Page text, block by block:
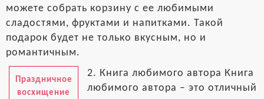
можете собрать корзину с ее любимыми
сладостями, фруктами и напитками. Такой
подарок будет не только вкусным, но и
романтичным.
Праздничное
восхищение
2. Книга любимого автора Книга
любимого автора – это отличный